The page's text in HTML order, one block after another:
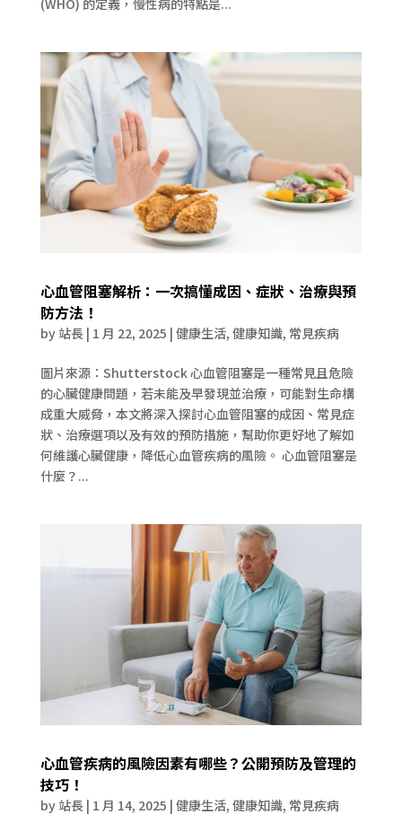
心血管阻塞解析：一次搞懂成因、症狀、治療與預
防方法！
by 站長| 1 月 22, 2025 | 健康生活, 健康知識, 常見疾病
圖片來源：Shutterstock 心血管阻塞是一種常見且危險
的心臟健康問題，若未能及早發現並治療，可能對生命構
成重大威脅，本文將深入探討心血管阻塞的成因、常見症
狀、治療選項以及有效的預防措施，幫助你更好地了解如
何維護心臟健康，降低心血管疾病的風險。 心血管阻塞是
什麼？...
心血管疾病的風險因素有哪些？公開預防及管理的
技巧！
by 站長| 1 月 14, 2025 | 健康生活, 健康知識, 常見疾病